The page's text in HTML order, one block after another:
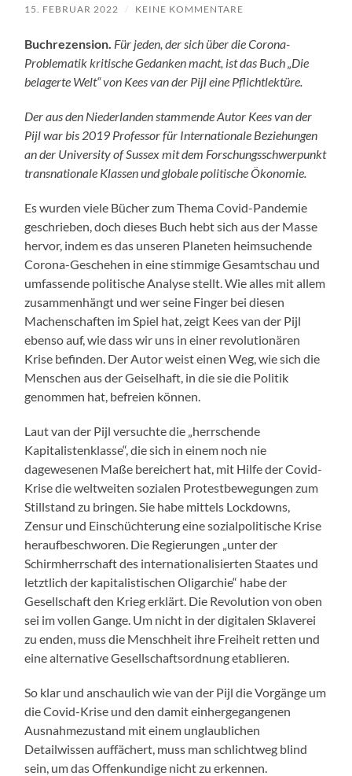
15. FEBRUAR 2022 / KEINE KOMMENTARE
Buchrezension. Für jeden, der sich über die Corona-
Problematik kritische Gedanken macht, ist das Buch „Die
belagerte Welt“ von Kees van der Pijl eine Pflichtlektüre.
Der aus den Niederlanden stammende Autor Kees van der
Pijl war bis 2019 Professor für Internationale Beziehungen
an der University of Sussex mit dem Forschungsschwerpunkt
transnationale Klassen und globale politische Ökonomie.
Es wurden viele Bücher zum Thema Covid-Pandemie
geschrieben, doch dieses Buch hebt sich aus der Masse
hervor, indem es das unseren Planeten heimsuchende
Corona-Geschehen in eine stimmige Gesamtschau und
umfassende politische Analyse stellt. Wie alles mit allem
zusammenhängt und wer seine Finger bei diesen
Machenschaften im Spiel hat, zeigt Kees van der Pijl
ebenso auf, wie dass wir uns in einer revolutionären
Krise befinden. Der Autor weist einen Weg, wie sich die
Menschen aus der Geiselhaft, in die sie die Politik
genommen hat, befreien können.
Laut van der Pijl versuchte die „herrschende
Kapitalistenklasse“, die sich in einem noch nie
dagewesenen Maße bereichert hat, mit Hilfe der Covid-
Krise die weltweiten sozialen Protestbewegungen zum
Stillstand zu bringen. Sie habe mittels Lockdowns,
Zensur und Einschüchterung eine sozialpolitische Krise
heraufbeschworen. Die Regierungen „unter der
Schirmherrschaft des internationalisierten Staates und
letztlich der kapitalistischen Oligarchie“ habe der
Gesellschaft den Krieg erklärt. Die Revolution von oben
sei im vollen Gange. Um nicht in der digitalen Sklaverei
zu enden, muss die Menschheit ihre Freiheit retten und
eine alternative Gesellschaftsordnung etablieren.
So klar und anschaulich wie van der Pijl die Vorgänge um
die Covid-Krise und den damit einhergegangenen
Ausnahmezustand mit einem unglaublichen
Detailwissen auffächert, muss man schlichtweg blind
sein, um das Offenkundige nicht zu erkennen.